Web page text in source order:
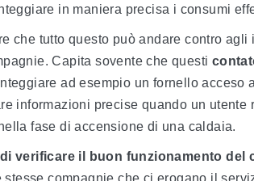
in maniera precisa i consumi
che tutto questo può andare contro
Capita sovente che questi
ad esempio un fornello acceso
informazioni precise quando un
fase di accensione di una caldaia.
verificare il buon funzionamento del